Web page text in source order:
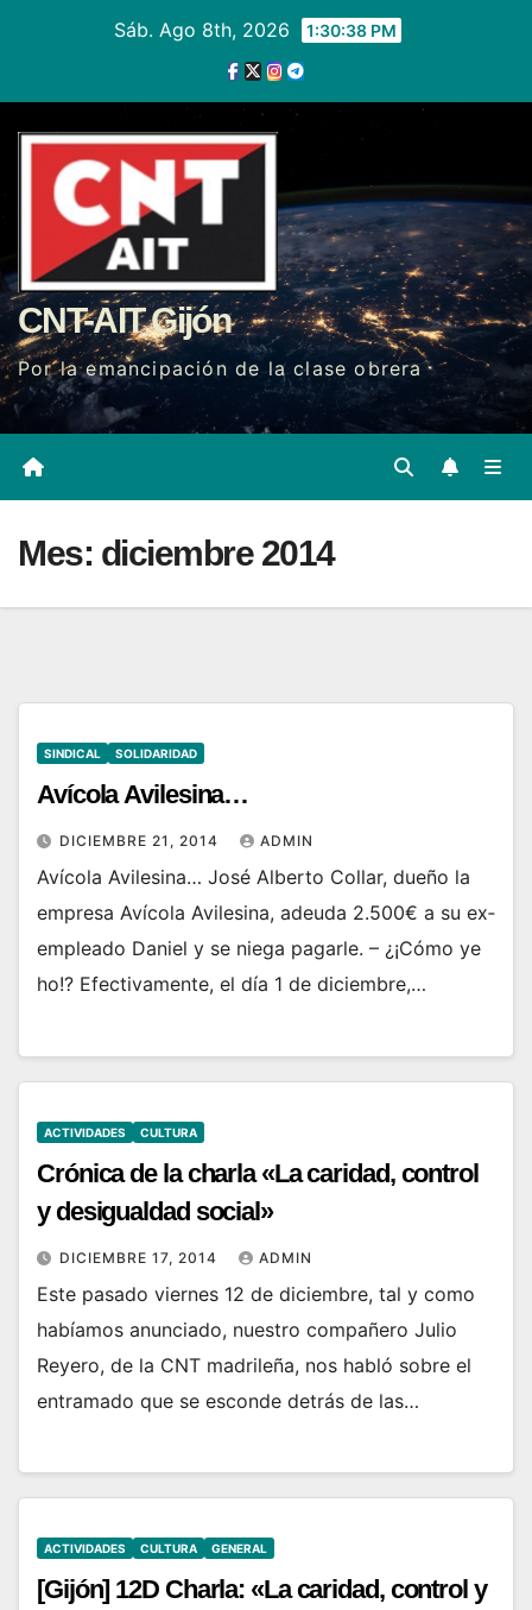
Sáb. Ago 8th, 2026 1:30:39 PM
CNT-AIT Gijón
Por la emancipación de la clase obrera
Mes: diciembre 2014
SINDICAL SOLIDARIDAD
Avícola Avilesina…
DICIEMBRE 21, 2014 ADMIN
Avícola Avilesina… José Alberto Collar, dueño la
empresa Avícola Avilesina, adeuda 2.500€ a su ex­
empleado Daniel y se niega pagarle. – ¿¡Cómo ye
ho!? Efectivamente, el día 1 de diciembre,…
ACTIVIDADES CULTURA
Crónica de la charla «La caridad, control
y desigualdad social»
DICIEMBRE 17, 2014 ADMIN
Este pasado viernes 12 de diciembre, tal y como
habíamos anunciado, nuestro compañero Julio
Reyero, de la CNT madrileña, nos habló sobre el
entramado que se esconde detrás de las…
ACTIVIDADES CULTURA GENERAL
[Gijón] 12D Charla: «La caridad, control y